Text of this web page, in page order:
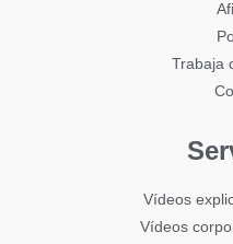
Trabaja
Vídeos
Vídeos